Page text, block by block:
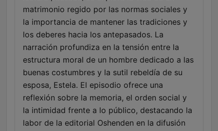
matrimonio regido por las normas sociales y
la importancia de mantener las tradiciones y
los deberes hacia los antepasados. La
narración profundiza en la tensión entre la
estructura moral de un hombre dedicado a las
buenas costumbres y la sutil rebeldía de su
esposa, Estela. El episodio ofrece una
reflexión sobre la memoria, el orden social y
la intimidad frente a lo público, destacando la
labor de la editorial Oshenden en la difusión